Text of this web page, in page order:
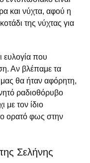
και νύχτα, αφού η
της νύχτας για
ευλογία που
Αν βλέπαμε τα
μας θα ήταν αφόρητη,
ραδιοθόρυβο
με τον ίδιο
ορατό φως στην
Σελήνης